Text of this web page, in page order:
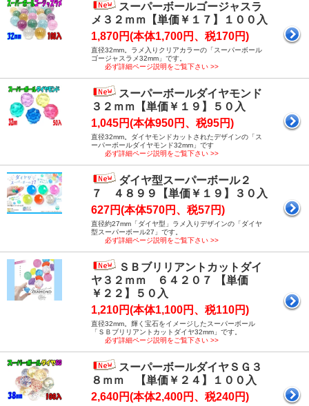
スーパーボールゴージャスラ
メ３２ｍｍ【単価￥１７】１００入
1,870円(本体1,700円、税170円)
直径32mm。ラメ入りクリアカラーの「スーパーボール
ゴージャスラメ32mm」です。
必ず詳細ページ説明をご覧下さい >>
スーパーボールダイヤモンド
３２ｍｍ【単価￥１９】５０入
1,045円(本体950円、税95円)
直径32mm。ダイヤモンドカットされたデザインの「ス
ーパーボールダイヤモンド32mm」です
必ず詳細ページ説明をご覧下さい >>
ダイヤ型スーパーボール２
７ ４８９９【単価￥１９】３０入
627円(本体570円、税57円)
直径約27mm「ダイヤ型」ラメ入りデザインの「ダイヤ
型スーパーボール27」です。
必ず詳細ページ説明をご覧下さい >>
ＳＢブリリアントカットダイ
ヤ３２ｍｍ ６４２０７ 【単価
￥２２】５０入
1,210円(本体1,100円、税110円)
直径32mm。輝く宝石をイメージしたスーパーボール
「ＳＢブリリアントカットダイヤ32mm」です。
必ず詳細ページ説明をご覧下さい >>
スーパーボールダイヤＳＧ３
８ｍｍ 【単価￥２４】１００入
2,640円(本体2,400円、税240円)